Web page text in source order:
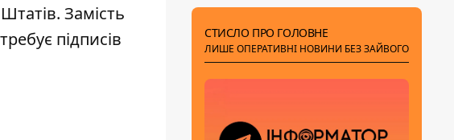
Замість
підписів
СТИСЛО ПРО ГОЛОВНЕ
ЛИШЕ ОПЕРАТИВНІ НОВИНИ БЕЗ ЗАЙВОГО